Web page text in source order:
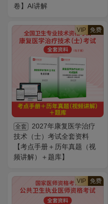
卷】AI讲解
VIP 免费
全套
2027年康复医学治疗
技术（士）考试全套资料
【考点手册＋历年真题（视
频讲解）＋题库】
VIP 免费